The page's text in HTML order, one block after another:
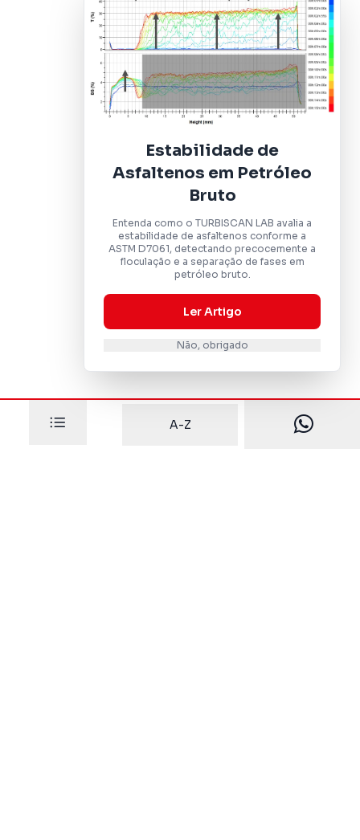
Estabilidade de
Asfaltenos em Petróleo
Bruto
Entenda como o TURBISCAN LAB avalia a
estabilidade de asfaltenos conforme a
ASTM D7061, detectando precocemente a
floculação e a separação de fases em
petróleo bruto.
Ler Artigo
Não, obrigado
A-Z